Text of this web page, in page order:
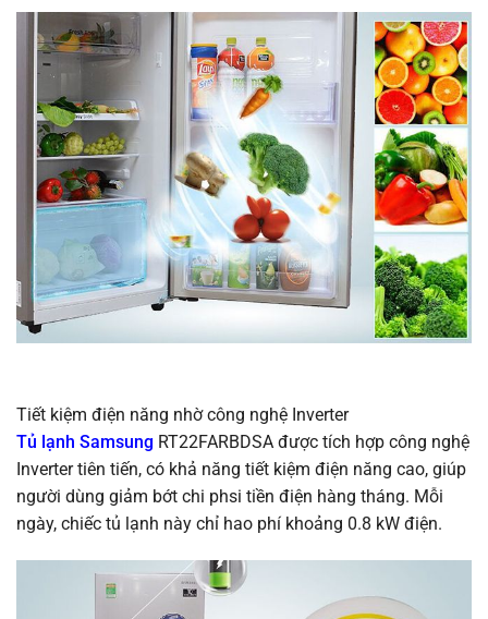
Tiết kiệm điện năng nhờ công nghệ Inverter
Tủ lạnh Samsung RT22FARBDSA được tích hợp công nghệ
Inverter tiên tiến, có khả năng tiết kiệm điện năng cao, giúp
người dùng giảm bớt chi phsi tiền điện hàng tháng. Mỗi
ngày, chiếc tủ lạnh này chỉ hao phí khoảng 0.8 kW điện.